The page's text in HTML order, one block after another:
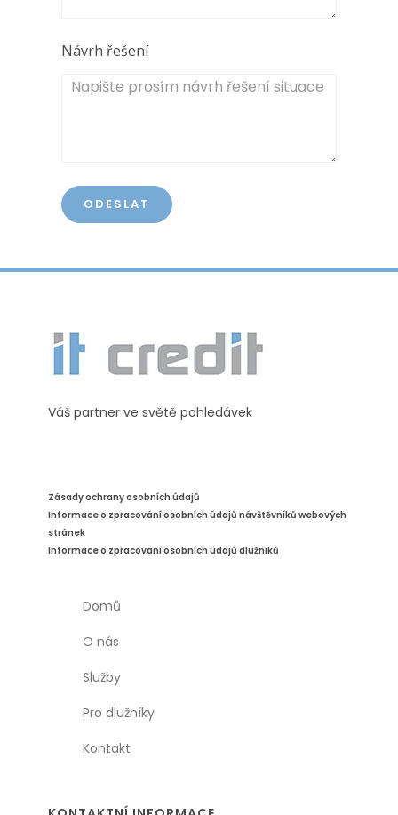
Návrh řešení
Váš partner ve světě pohledávek
Zásady ochrany osobních údajů
Informace o zpracování osobních údajů návštěvníků webových
stránek
Informace o zpracování osobních údajů dlužníků
Domů
O nás
Služby
Pro dlužníky
Kontakt